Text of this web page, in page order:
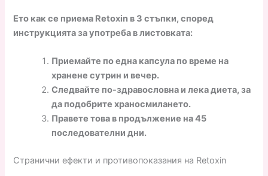
Ето как се приема Retoxin в 3 стъпки, според
инструкцията за употреба в листовката:
Приемайте по една капсула по време на
хранене сутрин и вечер.
Следвайте по-здравословна и лека диета, за
да подобрите храносмилането.
Правете това в продължение на 45
последователни дни.
Странични ефекти и противопоказания на Retoxin